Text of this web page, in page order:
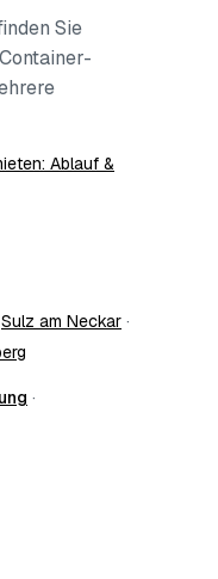
Sie
Ablauf &
Sulz am Neckar ·
·